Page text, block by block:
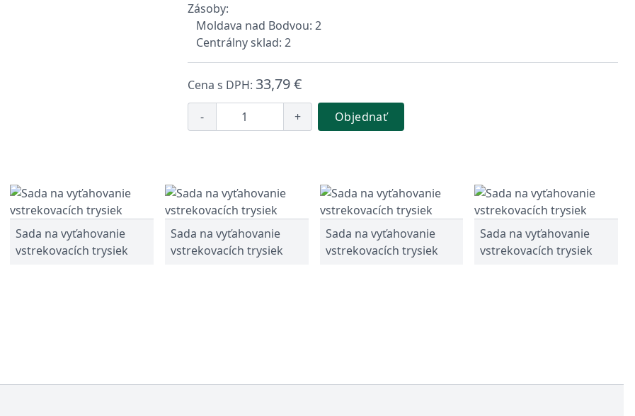
Zásoby:
Moldava nad Bodvou: 2
Centrálny sklad: 2
Cena s DPH: 33,79 €
- + Objednať
Sada na vyťahovanie
vstrekovacích trysiek
Sada na vyťahovanie
vstrekovacích trysiek
Sada na vyťahovanie
vstrekovacích trysiek
Sada na vyťahovanie
vstrekovacích trysiek